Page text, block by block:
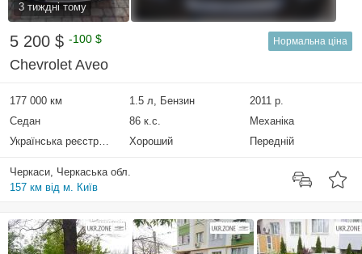
3 тиждні тому
5 200 $ -100 $ Нормальна ціна
Chevrolet Aveo
177 000 км 1.5 л, Бензин
2011 р.
Седан
86 к.с.
Механіка
Українська реєстрація
Хороший Передній
Черкаси, Черкаська обл.
157 км від м. Київ